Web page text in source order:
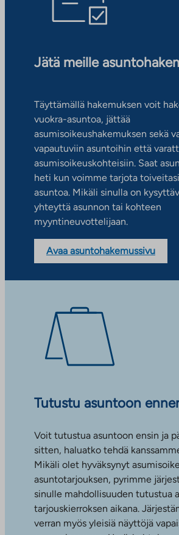
Jätä meille
Täyttämällä hakemuksen voit
vuokra-asuntoa, jättää
asumisoikeushakemuksen sekä
vapautuviin asuntoihin että
asumisoikeuskohteisiin. Saat
heti kun voimme tarjota
asuntoa. Mikäli sinulla on
yhteyttä asunnon tai kohteen
myyntineuvottelijaan.
Avaa asuntohakemussivu
Tutustu asuntoon
Voit tutustua asuntoon ensin ja
sitten, haluatko tehdä
Mikäli olet hyväksynyt
asuntotarjouksen, pyrimme
sinulle mahdollisuuden tutustua
tarjouskierroksen aikana.
verran myös yleisiä näyttöjä